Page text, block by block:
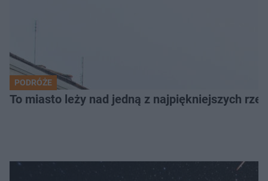
PODRÓŻE
To miasto leży nad jedną z najpiękniejszych